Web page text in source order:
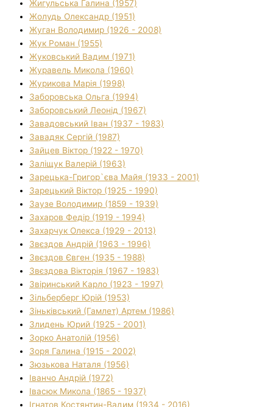
Жигульська Галина (1957)
Жолудь Олександр (1951)
Жуган Володимир (1926 - 2008)
Жук Роман (1955)
Жуковський Вадим (1971)
Журавель Микола (1960)
Журикова Марія (1998)
Заборовська Ольга (1994)
Заборовський Леонід (1967)
Завадовський Іван (1937 - 1983)
Завадяк Сергій (1987)
Зайцев Віктор (1922 - 1970)
Заліщук Валерій (1963)
Зарецька-Григор`єва Майя (1933 - 2001)
Зарецький Віктор (1925 - 1990)
Заузе Володимир (1859 - 1939)
Захаров Федір (1919 - 1994)
Захарчук Олекса (1929 - 2013)
Звєздов Андрій (1963 - 1996)
Звєздов Євген (1935 - 1988)
Звєздова Вікторія (1967 - 1983)
Звіринський Карло (1923 - 1997)
Зільберберг Юрій (1953)
Зіньківський (Гамлет) Артем (1986)
Злидень Юрий (1925 - 2001)
Зорко Анатолій (1956)
Зоря Галина (1915 - 2002)
Зюзькова Наталя (1956)
Іванчо Андрій (1972)
Івасюк Микола (1865 - 1937)
Ігнатов Костянтин-Вадим (1934 - 2016)